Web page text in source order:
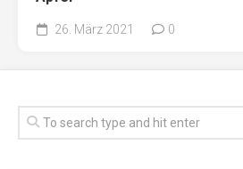
26. März 2021 0